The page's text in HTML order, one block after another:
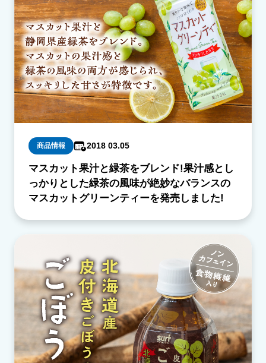
商品情報 2018 03.05
マスカット果汁と緑茶をブレンド!果汁感とし
っかりとした緑茶の風味が絶妙なバランスの
マスカットグリーンティーを発売しました!